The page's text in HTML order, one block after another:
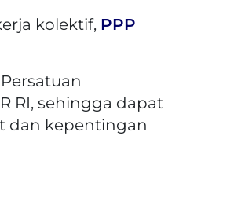
kolektif, PPP
RI, sehingga dapat
dan kepentingan